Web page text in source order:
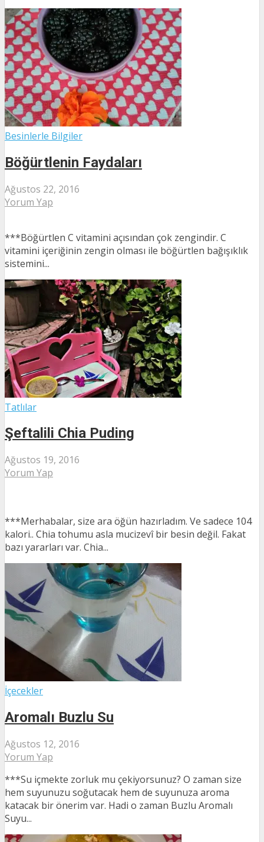
Besinlerle Bilgiler
Böğürtlenin Faydaları
Ağustos 22, 2016
Yorum Yap
***Böğürtlen C vitamini açısından çok zengindir. C
vitamini içeriğinin zengin olması ile böğürtlen bağışıklık
sistemini...
Tatlılar
Şeftalili Chia Puding
Ağustos 19, 2016
Yorum Yap
***Merhabalar, size ara öğün hazırladım. Ve sadece 104
kalori.. Chia tohumu asla mucizevî bir besin değil. Fakat
bazı yararları var. Chia...
İçecekler
Aromalı Buzlu Su
Ağustos 12, 2016
Yorum Yap
***Su içmekte zorluk mu çekiyorsunuz? O zaman size
hem suyunuzu soğutacak hem de suyunuza aroma
katacak bir önerim var. Hadi o zaman Buzlu Aromalı
Suyu...